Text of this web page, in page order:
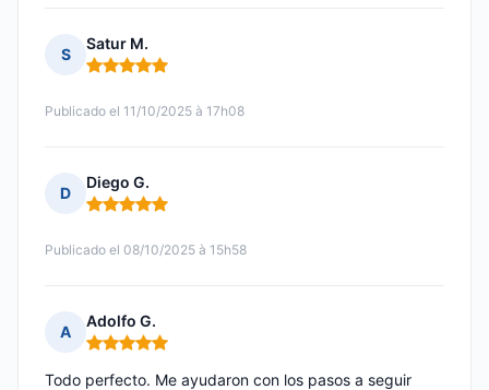
S
Satur M.
Nota: 5 de 5
Publicado el 11/10/2025 à 17h08
D
Diego G.
Nota: 5 de 5
Publicado el 08/10/2025 à 15h58
A
Adolfo G.
Nota: 5 de 5
Todo perfecto. Me ayudaron con los pasos a seguir